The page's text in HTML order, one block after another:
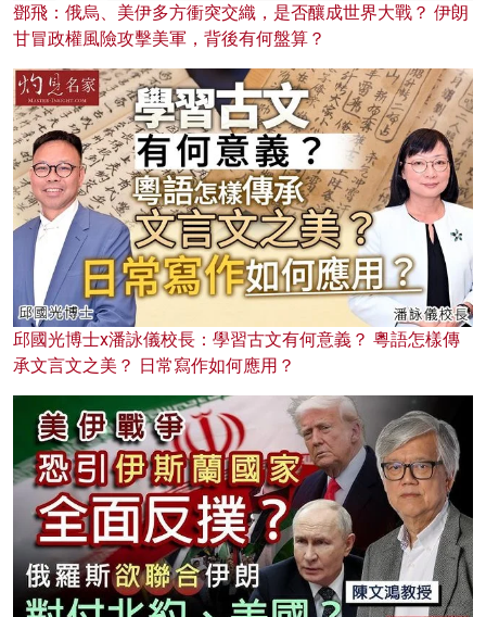
鄧飛：俄烏、美伊多方衝突交織，是否釀成世界大戰？ 伊朗
甘冒政權風險攻擊美軍，背後有何盤算？
邱國光博士x潘詠儀校長：學習古文有何意義？ 粵語怎樣傳
承文言文之美？ 日常寫作如何應用？